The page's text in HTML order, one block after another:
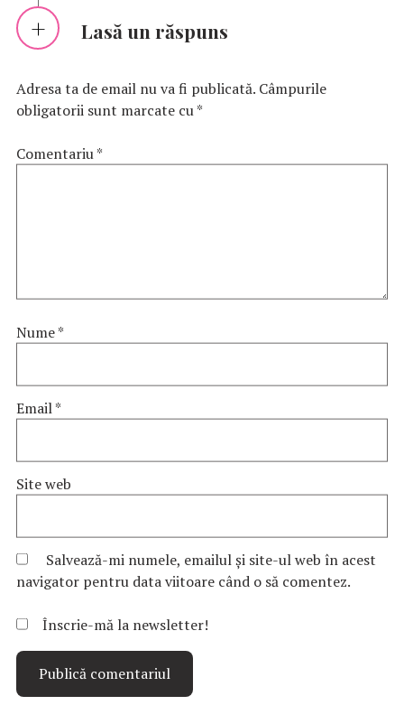
Lasă un răspuns
Adresa ta de email nu va fi publicată. Câmpurile
obligatorii sunt marcate cu*
Comentariu*
Nume*
Email*
Site web
Salvează-mi numele, emailul și site-ul web în acest
navigator pentru data viitoare când o să comentez.
Înscrie-mă la newsletter!